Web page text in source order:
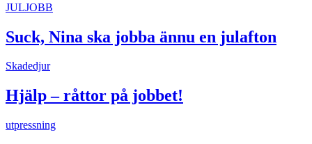
JULJOBB
Suck, Nina ska jobba ännu en julafton
Skadedjur
Hjälp – råttor på jobbet!
utpressning